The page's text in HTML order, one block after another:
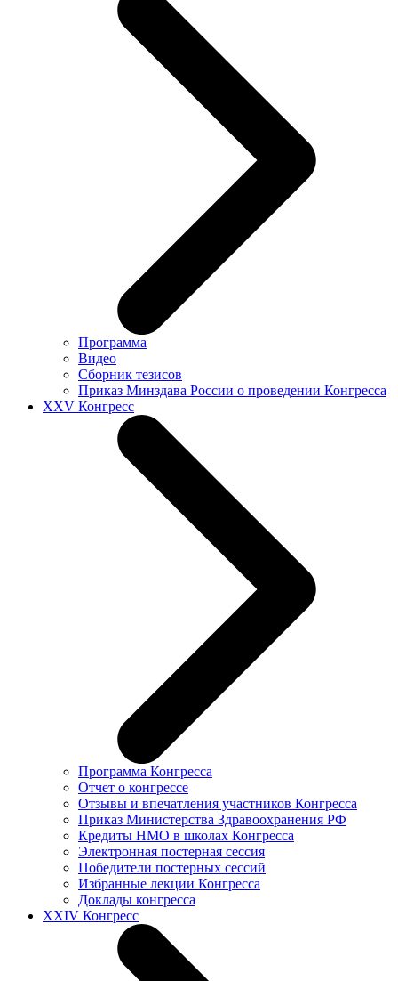
Программа
Видео
Сборник тезисов
Приказ Минздава России о проведении Конгресса
XXV Конгресс
Программа Конгресса
Отчет о конгрессе
Отзывы и впечатления участников Конгресса
Приказ Министерства Здравоохранения РФ
Кредиты НМО в школах Конгресса
Электронная постерная сессия
Победители постерных сессий
Избранные лекции Конгресса
Доклады конгресса
XXIV Конгресс